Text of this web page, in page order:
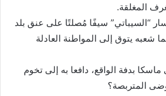
المغلقة.
“السيباتي” سيفًا مُصلتًا على عنق بلد
شعبه يتوق إلى المواطنة العادلة
بدفة الواقع، دافعا به إلى تخوم
المتربصة؟